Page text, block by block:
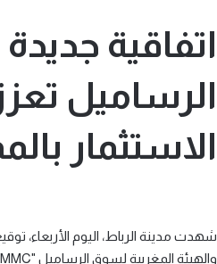
اتفاقية
الرساميل
الاستثمار